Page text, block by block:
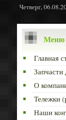
Четверг,
Меню
Главная
Запчасти
О
Тележки
Наши